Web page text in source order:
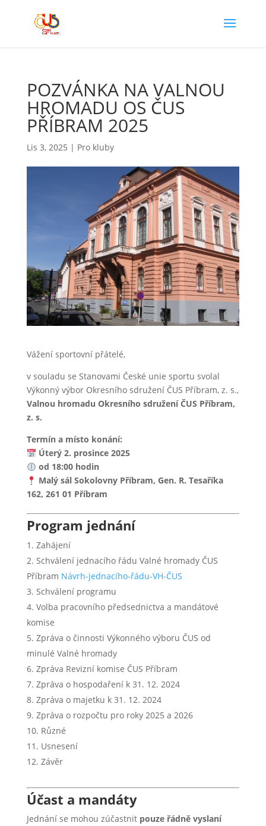
POZVÁNKA NA VALNOU
HROMADU OS ČUS
PŘÍBRAM 2025
Lis 3, 2025 | Pro kluby
Vážení sportovní přátelé,
v souladu se Stanovami České unie sportu svolal
Výkonný výbor Okresního sdružení ČUS Příbram, z. s.,
Valnou hromadu Okresního sdružení ČUS Příbram,
z. s.
Termín a místo konání:
Úterý 2. prosince 2025
od 18:00 hodin
Malý sál Sokolovny Příbram, Gen. R. Tesaříka
162, 261 01 Příbram
Program jednání
Zahájení
Schválení jednacího řádu Valné hromady ČUS
Příbram Návrh-jednacího-řádu-VH-ČUS
Schválení programu
Volba pracovního předsednictva a mandátové
komise
Zpráva o činnosti Výkonného výboru ČUS od
minulé Valné hromady
Zpráva Revizní komise ČUS Příbram
Zpráva o hospodaření k 31. 12. 2024
Zpráva o majetku k 31. 12. 2024
Zpráva o rozpočtu pro roky 2025 a 2026
Různé
Usnesení
Závěr
Účast a mandáty
Jednání se mohou zúčastnit pouze řádně vyslaní